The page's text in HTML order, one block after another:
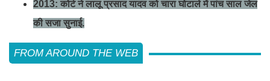
2013: कोर्ट ने लालू प्रसाद यादव को चारा घोटाले में पांच साल जेल
की सजा सुनाई.
FROM AROUND THE WEB